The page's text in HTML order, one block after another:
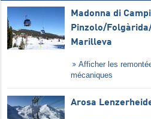
Madonna di
Pinzolo/​
Marilleva
Afficher les
mécaniques
Arosa